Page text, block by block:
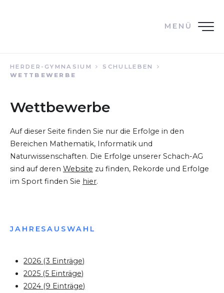
MENÜ
HERDER-GYMNASIUM
SCHULLEBEN
WETTBEWERBE
Wettbewerbe
Auf dieser Seite finden Sie nur die Erfolge in den
Bereichen Mathematik, Informatik und
Naturwissenschaften. Die Erfolge unserer Schach-AG
sind auf deren Website zu finden, Rekorde und Erfolge
im Sport finden Sie hier.
JAHRESAUSWAHL
2026 (3 Einträge)
2025 (5 Einträge)
2024 (9 Einträge)